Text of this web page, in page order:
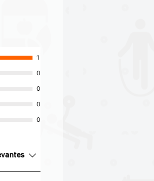
1
0
0
0
0